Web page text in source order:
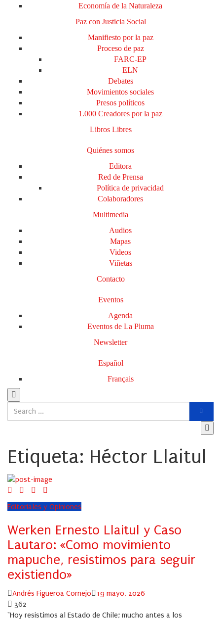
Economía de la Naturaleza
Paz con Justicia Social
Manifiesto por la paz
Proceso de paz
FARC-EP
ELN
Debates
Movimientos sociales
Presos políticos
1.000 Creadores por la paz
Libros Libres
Quiénes somos
Editora
Red de Prensa
Política de privacidad
Colaboradores
Multimedia
Audios
Mapas
Videos
Viñetas
Contacto
Eventos
Agenda
Eventos de La Pluma
Newsletter
Español
Français
Etiqueta: Héctor Llaitul
Editoriales y Opiniones
Werken Ernesto Llaitul y Caso
Lautaro: «Como movimiento
mapuche, resistimos para seguir
existiendo»
Author
Andrés Figueroa Cornejo
Posted
19 mayo, 2026
362
"Hoy resistimos al Estado de Chile; mucho antes a los